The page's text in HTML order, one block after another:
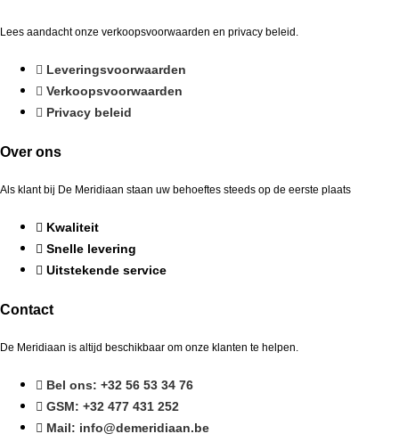
Lees aandacht onze verkoopsvoorwaarden en privacy beleid.
Leveringsvoorwaarden
Verkoopsvoorwaarden
Privacy beleid
Over ons
Als klant bij De Meridiaan staan uw behoeftes steeds op de eerste plaats
Kwaliteit
Snelle levering
Uitstekende service
Contact
De Meridiaan is altijd beschikbaar om onze klanten te helpen.
Bel ons: +32 56 53 34 76
GSM: +32 477 431 252
Mail: info@demeridiaan.be